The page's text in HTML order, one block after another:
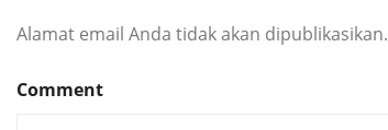
Alamat email Anda tidak akan dipublikasikan.
Comment